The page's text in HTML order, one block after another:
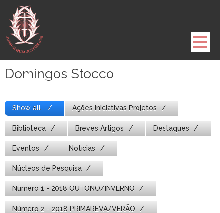
para
conteúdo
Domingos Stocco
Show all Ações Iniciativas Projetos
Biblioteca Breves Artigos Destaques
Eventos Notícias
Núcleos de Pesquisa
Número 1 - 2018 OUTONO/INVERNO
Número 2 - 2018 PRIMAREVA/VERÃO